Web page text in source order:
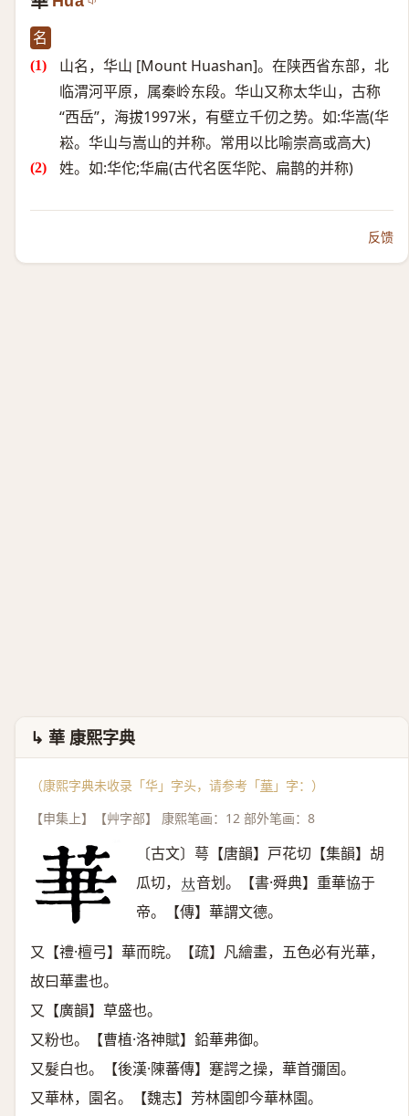
名
山名，华山 [Mount Huashan]。在陕西省东部，北
临渭河平原，属秦岭东段。华山又称太华山，古称
“西岳”，海拔1997米，有壁立千仞之势。如:华嵩(华
崧。华山与嵩山的并称。常用以比喻崇高或高大)
姓。如:华佗;华扁(古代名医华陀、扁鹊的并称)
反馈
↳ 華 康熙字典
（康熙字典未收录「华」字头，请参考「華 」字：）
【申集上】【艸字部】 康熙笔画：12 部外笔画：8
〔古文〕䔢【唐韻】戸花切【集韻】胡
瓜切， 𠀤音划。【書·舜典】重華協于
帝。【傳】華謂文德。
又【禮·檀弓】華而睆。【疏】凡繪畫，五色必有光華，
故曰華畫也。
又【廣韻】草盛也。
又粉也。【曹植·洛神賦】鉛華弗御。
又髮白也。【後漢·陳蕃傳】蹇諤之操，華首彌固。
又華林，園名。【魏志】芳林園卽今華林園。